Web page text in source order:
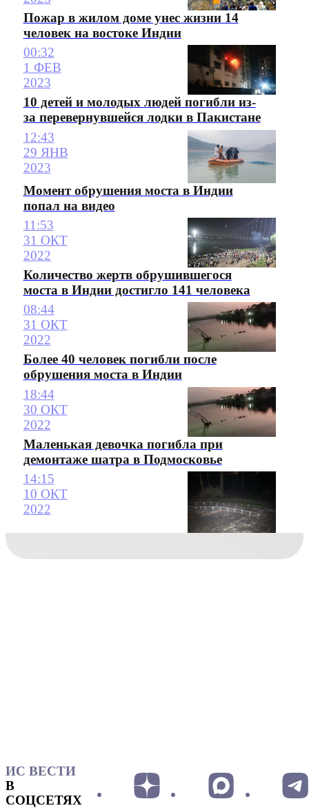
Пожар в жилом доме унес жизни 14
человек на востоке Индии
00:32
1 ФЕВ
2023
10 детей и молодых людей погибли из-
за перевернувшейся лодки в Пакистане
12:43
29 ЯНВ
2023
Момент обрушения моста в Индии
попал на видео
11:53
31 ОКТ
2022
Количество жертв обрушившегося
моста в Индии достигло 141 человека
08:44
31 ОКТ
2022
Более 40 человек погибли после
обрушения моста в Индии
18:44
30 ОКТ
2022
Маленькая девочка погибла при
демонтаже шатра в Подмосковье
14:15
10 ОКТ
2022
ИС ВЕСТИ
В
СОЦСЕТЯХ